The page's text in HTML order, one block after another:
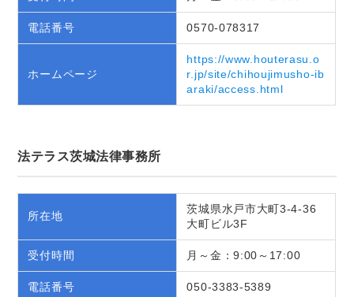
電話番号 0570-078317
ホームページ
https://www.houterasu.o
r.jp/site/chihoujimusho-ib
araki/access.html
法テラス茨城法律事務所
所在地
茨城県水戸市大町3-4-36
大町ビル3F
受付時間 月～金：9:00～17:00
電話番号 050-3383-5389